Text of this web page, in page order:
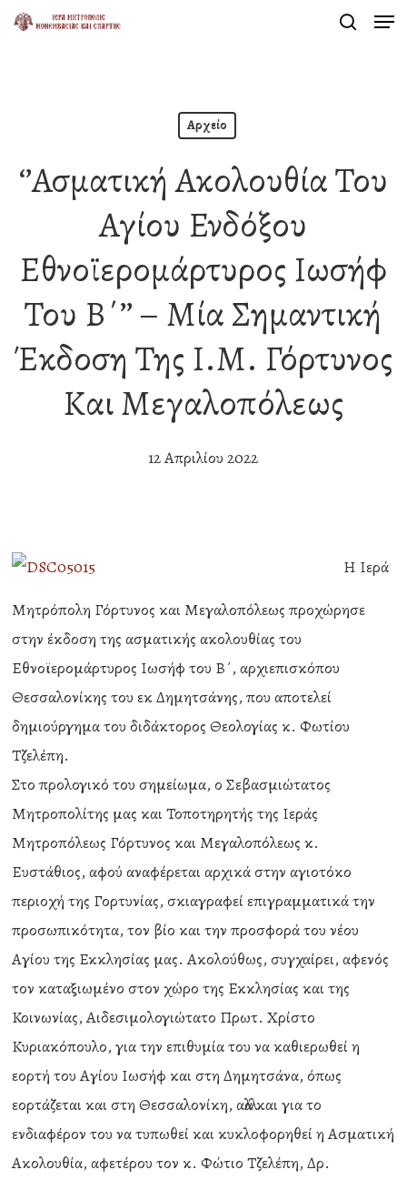
Skip
Αρχείο
‘’Ασματική Ακολουθία Του
Αγίου Ενδόξου
Εθνοϊερομάρτυρος Ιωσήφ
Του Β΄’’ – Μία Σημαντική
Έκδοση Της Ι.Μ. Γόρτυνος
Και Μεγαλοπόλεως
12 Απριλίου 2022
Η Ιερά
Μητρόπολη Γόρτυνος και Μεγαλοπόλεως προχώρησε
στην έκδοση της ασματικής ακολουθίας του
Εθνοϊερομάρτυρος Ιωσήφ του Β΄, αρχιεπισκόπου
Θεσσαλονίκης του εκ Δημητσάνης, που αποτελεί
δημιούργημα του διδάκτορος Θεολογίας κ. Φωτίου
Τζελέπη.
Στο προλογικό του σημείωμα, ο Σεβασμιώτατος
Μητροπολίτης μας και Τοποτηρητής της Ιεράς
Μητροπόλεως Γόρτυνος και Μεγαλοπόλεως κ.
Ευστάθιος, αφού αναφέρεται αρχικά στην αγιοτόκο
περιοχή της Γορτυνίας, σκιαγραφεί επιγραμματικά την
προσωπικότητα, τον βίο και την προσφορά του νέου
Αγίου της Εκκλησίας μας. Ακολούθως, συγχαίρει, αφενός
τον καταξιωμένο στον χώρο της Εκκλησίας και της
Κοινωνίας, Αιδεσιμολογιώτατο Πρωτ. Χρίστο
Κυριακόπουλο, για την επιθυμία του να καθιερωθεί η
εορτή του Αγίου Ιωσήφ και στη Δημητσάνα, όπως
εορτάζεται και στη Θεσσαλονίκη, αλλά και για το
ενδιαφέρον του να τυπωθεί και κυκλοφορηθεί η Ασματική
Ακολουθία, αφετέρου τον κ. Φώτιο Τζελέπη, Δρ.